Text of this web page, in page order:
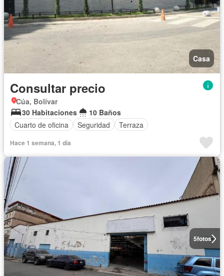
Casa
Consultar precio
Cúa, Bolívar
30 Habitaciones
10 Baños
Cuarto de oficina
Seguridad Terraza
Hace 1 semana, 1 día
5fotos